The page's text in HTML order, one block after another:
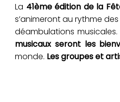
La 41ème édition de la
s’animeront au rythme
déambulations
musicaux seront les
monde. Les groupes et